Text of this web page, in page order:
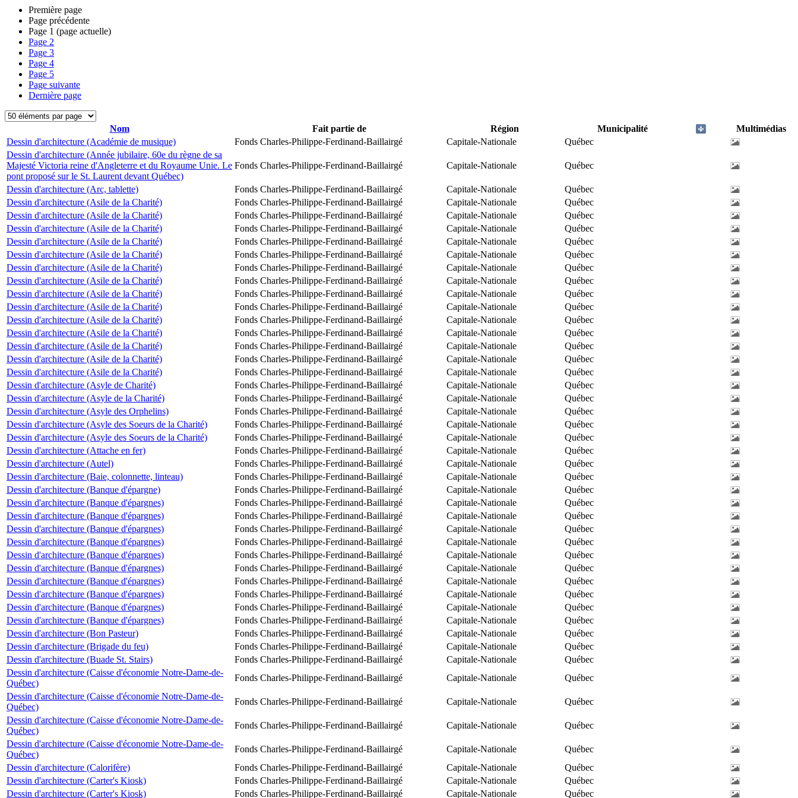
Première page
Page précédente
Page 1 (page actuelle)
Page 2
Page 3
Page 4
Page 5
Page suivante
Dernière page
Nom Fait partie de Région Municipalité
Multimédias
Dessin d'architecture (Académie de musique)
Fonds Charles-Philippe-Ferdinand-Baillairgé Capitale-Nationale
Québec
Dessin d'architecture (Année jubilaire, 60e du règne de sa
Majesté Victoria reine d'Angleterre et du Royaume Unie. Le
pont proposé sur le St. Laurent devant Québec)
Fonds Charles-Philippe-Ferdinand-Baillairgé Capitale-Nationale Québec
Dessin d'architecture (Arc, tablette) Fonds Charles-Philippe-Ferdinand-Baillairgé Capitale-Nationale
Québec
Dessin d'architecture (Asile de la Charité)
Fonds Charles-Philippe-Ferdinand-Baillairgé Capitale-Nationale
Québec
Dessin d'architecture (Asile de la Charité)
Fonds Charles-Philippe-Ferdinand-Baillairgé Capitale-Nationale
Québec
Dessin d'architecture (Asile de la Charité)
Fonds Charles-Philippe-Ferdinand-Baillairgé Capitale-Nationale
Québec
Dessin d'architecture (Asile de la Charité)
Fonds Charles-Philippe-Ferdinand-Baillairgé Capitale-Nationale
Québec
Dessin d'architecture (Asile de la Charité)
Fonds Charles-Philippe-Ferdinand-Baillairgé Capitale-Nationale
Québec
Dessin d'architecture (Asile de la Charité)
Fonds Charles-Philippe-Ferdinand-Baillairgé Capitale-Nationale
Québec
Dessin d'architecture (Asile de la Charité)
Fonds Charles-Philippe-Ferdinand-Baillairgé Capitale-Nationale
Québec
Dessin d'architecture (Asile de la Charité)
Fonds Charles-Philippe-Ferdinand-Baillairgé Capitale-Nationale
Québec
Dessin d'architecture (Asile de la Charité)
Fonds Charles-Philippe-Ferdinand-Baillairgé Capitale-Nationale
Québec
Dessin d'architecture (Asile de la Charité)
Fonds Charles-Philippe-Ferdinand-Baillairgé Capitale-Nationale
Québec
Dessin d'architecture (Asile de la Charité)
Fonds Charles-Philippe-Ferdinand-Baillairgé Capitale-Nationale
Québec
Dessin d'architecture (Asile de la Charité)
Fonds Charles-Philippe-Ferdinand-Baillairgé Capitale-Nationale
Québec
Dessin d'architecture (Asile de la Charité)
Fonds Charles-Philippe-Ferdinand-Baillairgé Capitale-Nationale
Québec
Dessin d'architecture (Asile de la Charité)
Fonds Charles-Philippe-Ferdinand-Baillairgé Capitale-Nationale
Québec
Dessin d'architecture (Asyle de Charité)
Fonds Charles-Philippe-Ferdinand-Baillairgé Capitale-Nationale
Québec
Dessin d'architecture (Asyle de la Charité)
Fonds Charles-Philippe-Ferdinand-Baillairgé Capitale-Nationale
Québec
Dessin d'architecture (Asyle des Orphelins)
Fonds Charles-Philippe-Ferdinand-Baillairgé Capitale-Nationale
Québec
Dessin d'architecture (Asyle des Soeurs de la Charité)
Fonds Charles-Philippe-Ferdinand-Baillairgé Capitale-Nationale
Québec
Dessin d'architecture (Asyle des Soeurs de la Charité)
Fonds Charles-Philippe-Ferdinand-Baillairgé Capitale-Nationale
Québec
Dessin d'architecture (Attache en fer)
Fonds Charles-Philippe-Ferdinand-Baillairgé Capitale-Nationale
Québec
Dessin d'architecture (Autel)
Fonds Charles-Philippe-Ferdinand-Baillairgé Capitale-Nationale
Québec
Dessin d'architecture (Baie, colonnette, linteau)
Fonds Charles-Philippe-Ferdinand-Baillairgé Capitale-Nationale
Québec
Dessin d'architecture (Banque d'épargne)
Fonds Charles-Philippe-Ferdinand-Baillairgé Capitale-Nationale
Québec
Dessin d'architecture (Banque d'épargnes)
Fonds Charles-Philippe-Ferdinand-Baillairgé Capitale-Nationale
Québec
Dessin d'architecture (Banque d'épargnes)
Fonds Charles-Philippe-Ferdinand-Baillairgé Capitale-Nationale
Québec
Dessin d'architecture (Banque d'épargnes)
Fonds Charles-Philippe-Ferdinand-Baillairgé Capitale-Nationale
Québec
Dessin d'architecture (Banque d'épargnes)
Fonds Charles-Philippe-Ferdinand-Baillairgé Capitale-Nationale
Québec
Dessin d'architecture (Banque d'épargnes)
Fonds Charles-Philippe-Ferdinand-Baillairgé Capitale-Nationale
Québec
Dessin d'architecture (Banque d'épargnes)
Fonds Charles-Philippe-Ferdinand-Baillairgé Capitale-Nationale
Québec
Dessin d'architecture (Banque d'épargnes)
Fonds Charles-Philippe-Ferdinand-Baillairgé Capitale-Nationale
Québec
Dessin d'architecture (Banque d'épargnes)
Fonds Charles-Philippe-Ferdinand-Baillairgé Capitale-Nationale
Québec
Dessin d'architecture (Banque d'épargnes)
Fonds Charles-Philippe-Ferdinand-Baillairgé Capitale-Nationale
Québec
Dessin d'architecture (Banque d'épargnes)
Fonds Charles-Philippe-Ferdinand-Baillairgé Capitale-Nationale
Québec
Dessin d'architecture (Bon Pasteur)
Fonds Charles-Philippe-Ferdinand-Baillairgé Capitale-Nationale
Québec
Dessin d'architecture (Brigade du feu)
Fonds Charles-Philippe-Ferdinand-Baillairgé Capitale-Nationale
Québec
Dessin d'architecture (Buade St. Stairs)
Fonds Charles-Philippe-Ferdinand-Baillairgé Capitale-Nationale
Québec
Dessin d'architecture (Caisse d'économie Notre-Dame-de-
Québec)
Fonds Charles-Philippe-Ferdinand-Baillairgé Capitale-Nationale
Québec
Dessin d'architecture (Caisse d'économie Notre-Dame-de-
Québec)
Fonds Charles-Philippe-Ferdinand-Baillairgé Capitale-Nationale
Québec
Dessin d'architecture (Caisse d'économie Notre-Dame-de-
Québec)
Fonds Charles-Philippe-Ferdinand-Baillairgé Capitale-Nationale
Québec
Dessin d'architecture (Caisse d'économie Notre-Dame-de-
Québec)
Fonds Charles-Philippe-Ferdinand-Baillairgé Capitale-Nationale
Québec
Dessin d'architecture (Calorifère)
Fonds Charles-Philippe-Ferdinand-Baillairgé Capitale-Nationale
Québec
Dessin d'architecture (Carter's Kiosk)
Fonds Charles-Philippe-Ferdinand-Baillairgé Capitale-Nationale
Québec
Dessin d'architecture (Carter's Kiosk)
Fonds Charles-Philippe-Ferdinand-Baillairgé Capitale-Nationale Québec